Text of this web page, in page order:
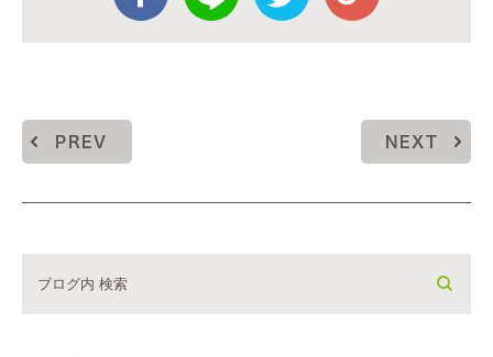
PREV NEXT